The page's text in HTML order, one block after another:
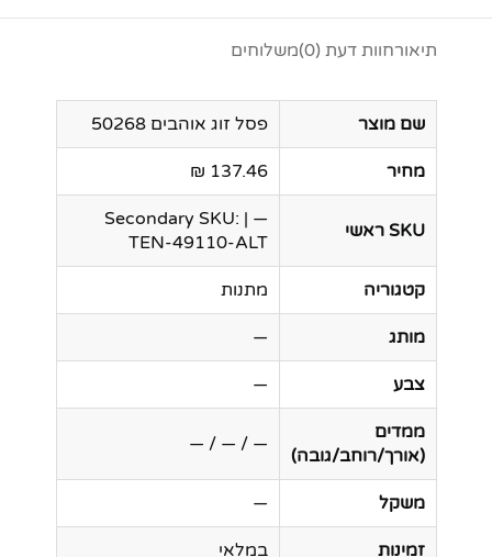
תיאורחוות דעת (0) משלוחים
שם מוצר פסל זוג אוהבים 50268
מחיר 137.46 ₪
SKU ראשי
— | Secondary SKU:
TEN-49110-ALT
קטגוריה מתנות
מותג —
צבע —
ממדים
(אורך/רוחב/גובה)
— / — / —
משקל —
זמינות במלאי